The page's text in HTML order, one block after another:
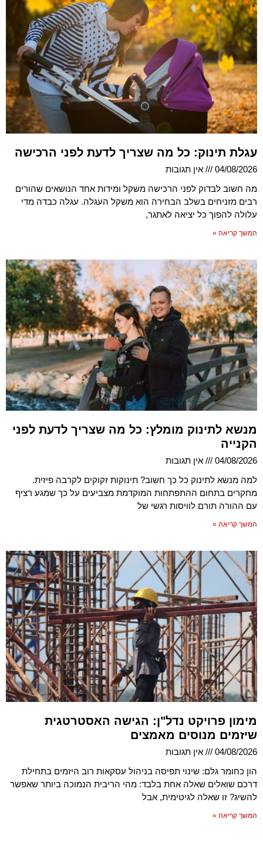
עגלת תינוק: כל מה שצריך לדעת לפני הרכישה
04/08/2026
אין תגובות
מה חשוב לבדוק לפני הרכישה משקל ומידות אחד הנושאים שהורים
רבים מזניחים בשלב הבחירה הוא משקל העגלה. עגלה כבדה מדי
עלולה להפוך כל יציאה לאתגר,
המשך קריאה »
מנשא לתינוק מומלץ: כל מה שצריך לדעת לפני
הקנייה
04/08/2026
אין תגובות
למה מנשא לתינוק כל כך חשוב? תינוקות זקוקים לקרבה פיזית.
מחקרים בתחום ההתפתחות המוקדמת מצביעים על כך שמגע רציף
עם ההורה תורם לוויסות רגשי של
המשך קריאה »
מימון פרויקט נדל"ן: הגישה האסטרטגית
שיזמים מנוסים מאמצים
04/08/2026
אין תגובות
הון כחומר גלם: שינוי תפיסה בניהול עסקאות רוב היזמים בתחילת
דרכם שואלים שאלה אחת בלבד: מהי הריבית הנמוכה ביותר שאפשר
להשיג? זו שאלה לגיטימית, אבל
המשך קריאה »